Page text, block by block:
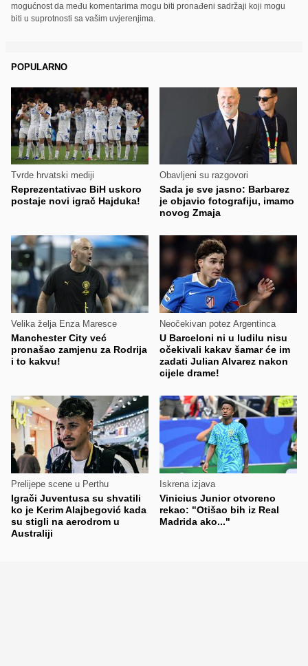
mogućnost da među komentarima mogu biti pronađeni sadržaji koji mogu
biti u suprotnosti sa vašim uvjerenjima.
POPULARNO
Tvrde hrvatski mediji
Reprezentativac BiH uskoro
postaje novi igrač Hajduka!
Obavljeni su razgovori
Sada je sve jasno: Barbarez
je objavio fotografiju, imamo
novog Zmaja
Velika želja Enza Maresce
Manchester City već
pronašao zamjenu za Rodrija
i to kakvu!
Neočekivan potez Argentinca
U Barceloni ni u ludilu nisu
očekivali kakav šamar će im
zadati Julian Alvarez nakon
cijele drame!
Prelijepe scene u Perthu
Igrači Juventusa su shvatili
ko je Kerim Alajbegović kada
su stigli na aerodrom u
Australiji
Iskrena izjava
Vinicius Junior otvoreno
rekao: "Otišao bih iz Real
Madrida ako..."